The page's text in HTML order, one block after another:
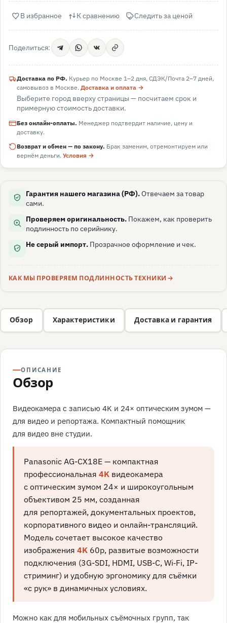
В избранное К сравнению Следить за ценой
Поделиться:
Доставка по РФ. Курьер по Москве 1–2 дня, СДЭК/Почта 2–7 дней,
самовывоз в Москве.Доставка и оплата →
Выберите город вверху страницы — посчитаем срок и
примерную стоимость доставки.
Без онлайн-оплаты. Менеджер подтвердит наличие, цену и
доставку.
Возврат и обмен — по закону. Брак заменим, отремонтируем или
вернём деньги. Условия →
Гарантия нашего магазина (РФ).Отвечаем за товар
сами.
Проверяем оригинальность. Покажем, как проверить
подлинность по серийнику.
Не серый импорт. Прозрачное оформление и чек.
КАК МЫ ПРОВЕРЯЕМ ПОДЛИННОСТЬ ТЕХНИКИ
Обзор Характеристики Доставка и гарантия
ОПИСАНИЕ
Обзор
Видеокамера с записью 4K и 24× оптическим зумом —
для видео и репортажа. Компактный помощник
для видео вне студии.
Panasonic AG-CX18E — компактная
профессиональная4K видеокамера
с оптическим зумом 24× и широкоугольным
объективом 25 мм, созданная
для репортажей, документальных проектов,
корпоративного видео и онлайн-трансляций.
Модель сочетает высокое качество
изображения4K 60p, развитые возможности
подключения (3G-SDI, HDMI, USB-C, Wi‑Fi, IP-
стриминг) и удобную эргономику для съёмки
«с рук» в динамичных условиях.
Можно как для мобильных съёмочных групп, так